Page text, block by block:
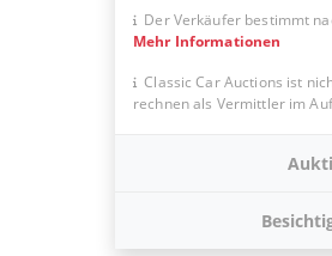
Der Verkäufer bestimmt
Mehr Informationen
Classic Car Auctions ist
rechnen als Vermittler im